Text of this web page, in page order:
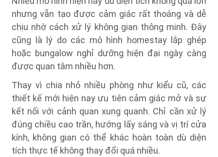
nhưng vẫn tạo được cảm giác rất thoáng và dễ
chịu nhờ cách xử lý không gian thông minh. Đây
cũng là lý do các mô hình homestay lắp ghép
hoặc bungalow nghỉ dưỡng hiện đại ngày càng
được quan tâm nhiều hơn.
Thay vì chia nhỏ nhiều phòng như kiểu cũ, các
thiết kế mới hiện nay ưu tiên cảm giác mở và sự
kết nối với cảnh quan xung quanh. Chỉ cần xử lý
đúng chiều cao trần, hướng lấy sáng và vị trí cửa
kính, không gian có thể khác hoàn toàn dù diện
tích thực tế không thay đổi quá nhiều.